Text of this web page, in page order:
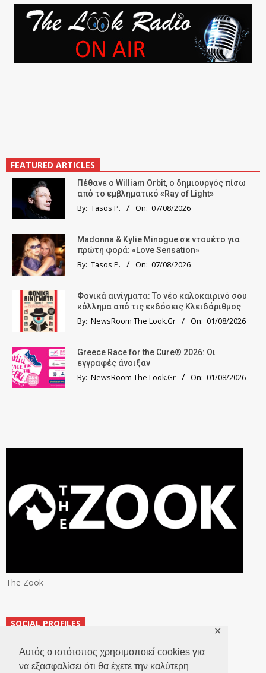
Αυτός ο ιστότοπος χρησιμοποιεί cookies για
να εξασφαλίσει ότι θα έχετε την καλύτερη
✕
FEATURED ARTICLES
Πέθανε ο William Orbit, ο δημιουργός πίσω
από το εμβληματικό «Ray of Light»
By: Tasos P. On: 07/08/2026
Madonna & Kylie Minogue σε ντουέτο για
πρώτη φορά: «Love Sensation»
By: Tasos P. On: 07/08/2026
Φονικά αινίγματα: Το νέο καλοκαιρινό σου
κόλλημα από τις εκδόσεις Κλειδάριθμος
By: NewsRoom The Look.Gr On: 01/08/2026
Greece Race for the Cure® 2026: Οι
εγγραφές άνοιξαν
By: NewsRoom The Look.Gr On: 01/08/2026
The Zook
SOCIAL PROFILES